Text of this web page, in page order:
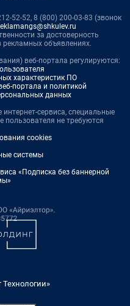
52-52, 8 (800) 200-03-83 (звонок
за достоверность
объявлениях.
веб-портала регулируются:
характеристик ПО
портала и политикой
данных
интернет-сервиса, специальные
пользователя не требуются
cookies
системы
«Подписка без баннерной